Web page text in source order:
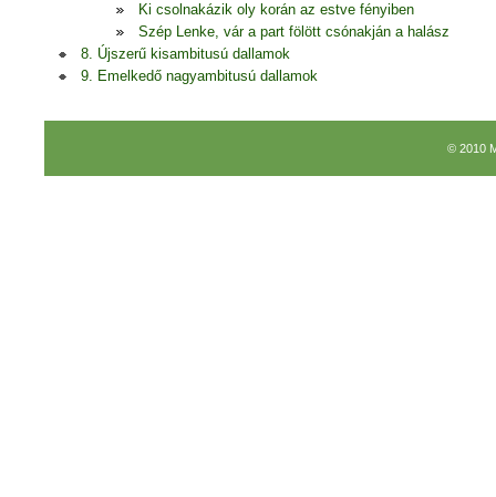
Ki csolnakázik oly korán az estve fényiben
Szép Lenke, vár a part fölött csónakján a halász
8. Újszerű kisambitusú dallamok
9. Emelkedő nagyambitusú dallamok
© 2010